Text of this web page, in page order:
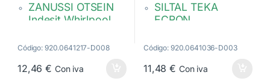
ZANUSSI OTSEIN
Indesit Whirlpool
hutchinson 1217
PJE
Código: 920.0641217-D008
12,46€ Con iva
SILTAL TEKA
ECRON
Hutchinson Poly V
36529900
Código: 920.0641036-D003
11,48€ Con iva